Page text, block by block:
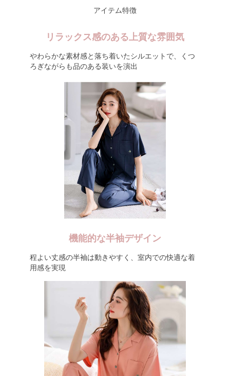
アイテム特徴
リラックス感のある上質な雰囲気
やわらかな素材感と落ち着いたシルエットで、くつ
ろぎながらも品のある装いを演出
機能的な半袖デザイン
程よい丈感の半袖は動きやすく、室内での快適な着
用感を実現